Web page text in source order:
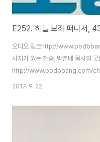
E252. 하늘 보좌 떠나서,
오디오 링크http://
시지가 있는 찬송, 박춘배 목사의 굿
http://www.podbbang.com/
http://www.3m365.co.kr
http://www.podbbang.com/
2017. 9. 22.